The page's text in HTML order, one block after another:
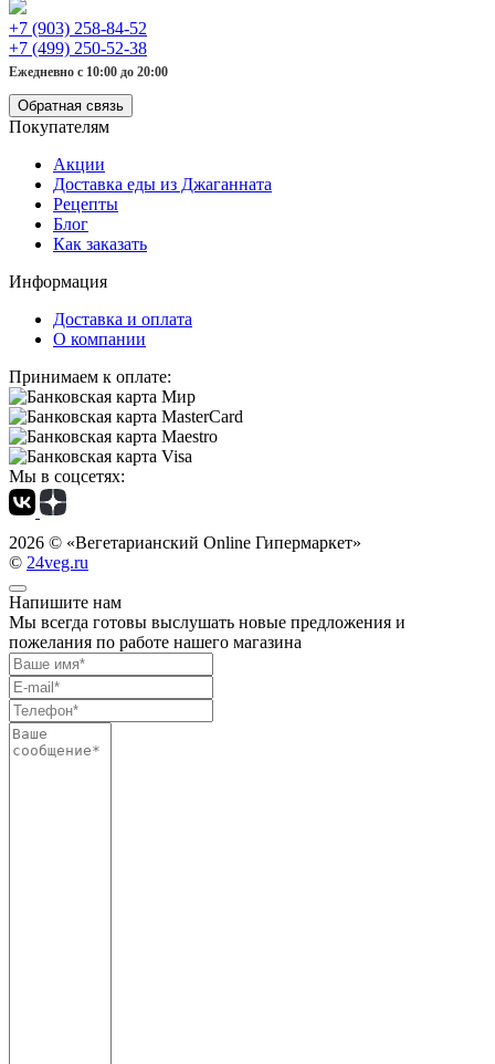
+7 (903) 258-84-52
+7 (499) 250-52-38
Ежедневно с 10:00 до 20:00
Обратная связь
Покупателям
Акции
Доставка еды из Джаганната
Рецепты
Блог
Как заказать
Информация
Доставка и оплата
О компании
Принимаем к оплате:
Мы в соцсетях:
2026 © «Вегетарианский Online Гипермаркет»
© 24veg.ru
Напишите нам
Мы всегда готовы выслушать новые предложения и
пожелания по работе нашего магазина